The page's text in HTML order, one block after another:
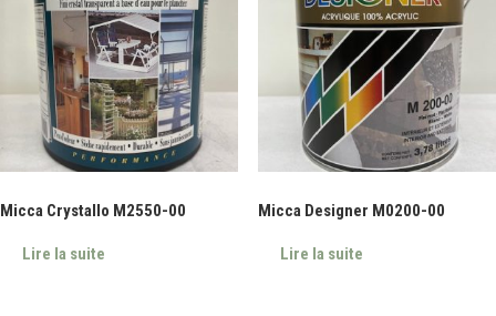
Micca Crystallo M2550-00
Lire la suite
Micca Designer M0200-00
Lire la suite